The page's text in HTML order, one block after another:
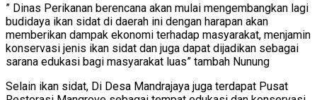
” Dinas Perikanan berencana akan mulai mengembangkan lagi
budidaya ikan sidat di daerah ini dengan harapan akan
memberikan dampak ekonomi terhadap masyarakat, menjamin
konservasi jenis ikan sidat dan juga dapat dijadikan sebagai
sarana edukasi bagi masyarakat luas” tambah Nunung
Selain ikan sidat, Di Desa Mandrajaya juga terdapat Pusat